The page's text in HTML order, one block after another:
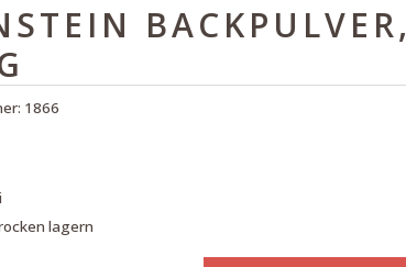
BACKPULVER,
1866
lagern